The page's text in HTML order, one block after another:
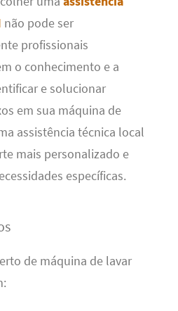
não pode ser
profissionais
o conhecimento e a
e solucionar
em sua máquina de
assistência técnica local
mais personalizado e
específicas.
de máquina de lavar